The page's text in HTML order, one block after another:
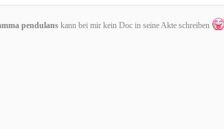
pendulans kann bei mir kein Doc in seine Akte schreiben